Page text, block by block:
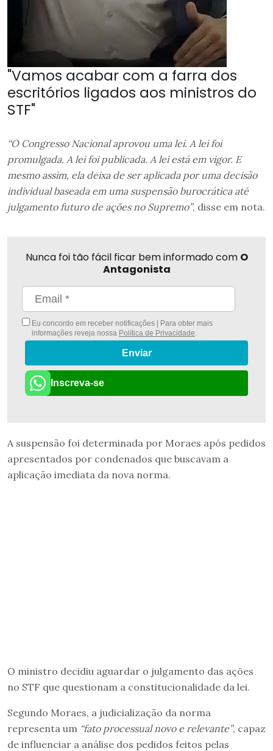
"Vamos acabar com a farra dos
escritórios ligados aos ministros do
STF"
“O Congresso Nacional aprovou uma lei. A lei foi
promulgada. A lei foi publicada. A lei está em vigor. E
mesmo assim, ela deixa de ser aplicada por uma decisão
individual baseada em uma suspensão burocrática até
julgamento futuro de ações no Supremo”, disse em nota.
Nunca foi tão fácil ficar bem informado com O
Antagonista
Eu concordo em receber notificações | Para obter mais
informações reveja nossa Política de Privacidade.
Enviar
Inscreva-se
A suspensão foi determinada por Moraes após pedidos
apresentados por condenados que buscavam a
aplicação imediata da nova norma.
O ministro decidiu aguardar o julgamento das ações
no STF que questionam a constitucionalidade da lei.
Segundo Moraes, a judicialização da norma
representa um “fato processual novo e relevante”, capaz
de influenciar a análise dos pedidos feitos pelas